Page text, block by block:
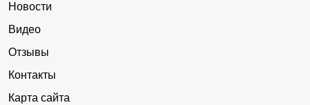
Новости
Видео
Отзывы
Контакты
Карта сайта